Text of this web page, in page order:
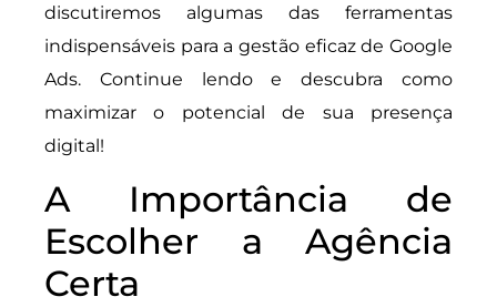
discutiremos algumas das ferramentas
indispensáveis para a gestão eficaz de Google
Ads. Continue lendo e descubra como
maximizar o potencial de sua presença
digital!
A Importância de
Escolher a Agência
Certa